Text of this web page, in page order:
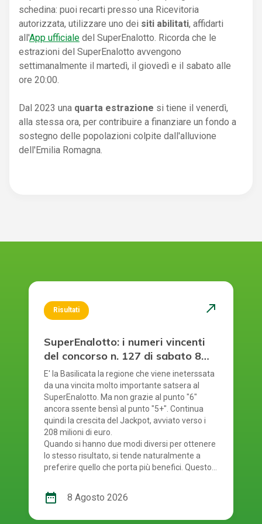
schedina: puoi recarti presso una Ricevitoria
autorizzata, utilizzare uno dei siti abilitati, affidarti
all'App ufficiale del SuperEnalotto. Ricorda che le
estrazioni del SuperEnalotto avvengono
settimanalmente il martedì, il giovedì e il sabato alle
ore 20:00.
Dal 2023 una quarta estrazione si tiene il venerdì,
alla stessa ora, per contribuire a finanziare un fondo a
sostegno delle popolazioni colpite dall'alluvione
dell'Emilia Romagna.
Risultati north_east
SuperEnalotto: i numeri vincenti
del concorso n. 127 di sabato 8
agosto 2026
E' la Basilicata la regione che viene ineterssata
da una vincita molto importante satsera al
SuperEnalotto. Ma non grazie al punto "6"
ancora ssente bensì al punto "5+". Continua
quindi la crescita del Jackpot, avviato verso i
208 milioni di euro.
Quando si hanno due modi diversi per ottenere
lo stesso risultato, si tende naturalmente a
preferire quello che porta più benefici. Questo
gioca al SuperEnalotto. Infatti, per giocare al
SuperEnalotto si può scegliere tra due opzioni:
date_range 8 Agosto 2026